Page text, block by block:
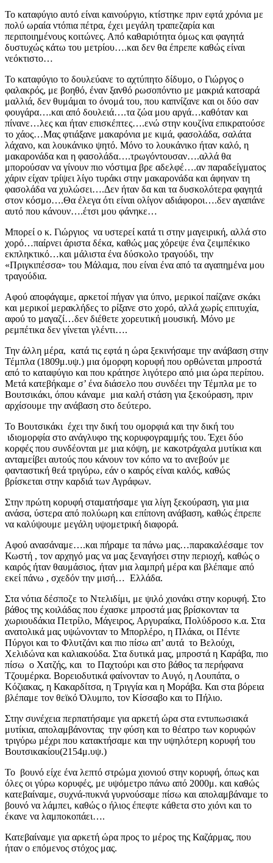
Το καταφύγιο αυτό είναι καινούργιο, κτίστηκε πριν εφτά χρόνια με
πολύ ωραία ντόπια πέτρα, έχει μεγάλη τραπεζαρία και
περιποιημένους κοιτώνες. Από καθαριότητα όμως και φαγητά
δυστυχώς κάτω του μετρίου….και δεν θα έπρεπε καθώς είναι
νεόκτιστο…
To καταφύγιο το δουλεύανε το αχτύπητο δίδυμο, ο Γιώργος ο
φαλακρός, με βοηθό, έναν ξανθό ρωσοπόντιο με μακριά κατσαρά
μαλλιά, δεν θυμάμαι το όνομά του, που καπνίζανε και οι δύο σαν
φουγάρα….και από δουλειά….τα ζώα μου αργά…καθόταν και
πίνανε…λες και ήταν επισκέπτες….ενώ στην κουζίνα επικρατούσε
το χάος…Μας φτιάξανε μακαρόνια με κιμά, φασολάδα, σαλάτα
λάχανο, και λουκάνικο ψητό. Μόνο το λουκάνικο ήταν καλό, η
μακαρονάδα και η φασολάδα….τρωγόντουσαν….αλλά θα
μπορούσαν να γίνουν πιο νόστιμα βρε αδελφέ….αν παραδείγματος
χάριν είχαν τρίψει λίγο τυράκι στην μακαρονάδα και άφηναν τη
φασολάδα να χυλώσει….Δεν ήταν δα και τα δυσκολότερα φαγητά
στον κόσμο….Θα έλεγα ότι είναι ολίγον αδιάφοροι….δεν αγαπάνε
αυτό που κάνουν….έτσι μου φάνηκε…
Μπορεί ο κ. Γιώργιος να υστερεί κατά τι στην μαγειρική, αλλά στο
χορό…παίρνει άριστα δέκα, καθώς μας χόρεψε ένα ζειμπέκικο
εκπληκτικό…και μάλιστα ένα δύσκολο τραγούδι, την
«Πριγκιπέσσα» του Μάλαμα, που είναι ένα από τα αγαπημένα μου
τραγούδια.
Αφού αποφάγαμε, αρκετοί πήγαν για ύπνο, μερικοί παίζανε σκάκι
και μερικοί μερακλήδες το ρίξανε στο χορό, αλλά χωρίς επιτυχία,
αφού το μαγαζί…δεν διέθετε χορευτική μουσική. Μόνο με
ρεμπέτικα δεν γίνεται γλέντι….
Την άλλη μέρα, κατά τις εφτά η ώρα ξεκινήσαμε την ανάβαση στην
Τέμπλα (1809μ.υψ.) μια όμορφη κορυφή που ορθώνεται μπροστά
από το καταφύγιο και που κράτησε λιγότερο από μια ώρα περίπου.
Μετά κατεβήκαμε σ’ ένα διάσελο που συνδέει την Τέμπλα με το
Βουτσικάκι, όπου κάναμε μια καλή στάση για ξεκούραση, πριν
αρχίσουμε την ανάβαση στο δεύτερο.
Το Βουτσικάκι έχει την δική του ομορφιά και την δική του
ιδιομορφία στο ανάγλυφο της κορυφογραμμής του. Έχει δύο
κορφές που συνδέονται με μια κόψη, με κακοτράχαλα μυτίκια και
ανταμείβει αυτούς που κάνουν τον κόπο να το ανεβούν με
φανταστική θεά τριγύρω, εάν ο καιρός είναι καλός, καθώς
βρίσκεται στην καρδιά των Αγράφων.
Στην πρώτη κορυφή σταματήσαμε για λίγη ξεκούραση, για μια
ανάσα, ύστερα από πολύωρη και επίπονη ανάβαση, καθώς έπρεπε
να καλύψουμε μεγάλη υψομετρική διαφορά.
Αφού ανασάναμε….και πήραμε τα πάνω μας…παρακαλέσαμε τον
Κωστή , τον αρχηγό μας να μας ξεναγήσει στην περιοχή, καθώς ο
καιρός ήταν θαυμάσιος, ήταν μια λαμπρή μέρα και βλέπαμε από
εκεί πάνω , σχεδόν την μισή… Ελλάδα.
Στα νότια δέσποζε το Ντελιδίμι, με ψιλό χιονάκι στην κορυφή. Στο
βάθος της κοιλάδας που έχασκε μπροστά μας βρίσκονταν τα
χωριουδάκια Πετρίλο, Μάγειρος, Αργυραίκα, Πολύδροσο κ.α. Στα
ανατολικά μας υψώνονταν το Μπορλέρο, η Πλάκα, οι Πέντε
Πύργοι και το Φλυτζάνι και πιο πίσω απ’ αυτά το Βελούχι,
Χελιδώνα και καλιακούδα. Στα δυτικά μας, μπροστά η Καράβα, πιο
πίσω ο Χατζής, και το Παχτούρι και στο βάθος τα περήφανα
Τζουμέρκα. Βορειοδυτικά φαίνονταν το Αυγό, η Λουπάτα, ο
Κόζιακας, η Κακαρδίτσα, η Τριγγία και η Μοράβα. Και στα βόρεια
βλέπαμε τον θεϊκό Όλυμπο, τον Κίσσαβο και το Πήλιο.
Στην συνέχεια περπατήσαμε για αρκετή ώρα στα εντυπωσιακά
μυτίκια, απολαμβάνοντας την φύση και το θέατρο των κορυφών
τριγύρω μέχρι που κατακτήσαμε και την υψηλότερη κορυφή του
Βουτσικακίου(2154μ.υψ.)
Το βουνό είχε ένα λεπτό στρώμα χιονιού στην κορυφή, όπως και
όλες οι γύρω κορυφές, με υψόμετρο πάνω από 2000μ. και καθώς
κατεβαίναμε, συχνά-πυκνά γυρνούσαμε πίσω και απολαμβάναμε το
βουνό να λάμπει, καθώς ο ήλιος έπεφτε κάθετα στο χιόνι και το
έκανε να λαμποκοπάει….
Κατεβαίναμε για αρκετή ώρα προς το μέρος της Καζάρμας, που
ήταν ο επόμενος στόχος μας.